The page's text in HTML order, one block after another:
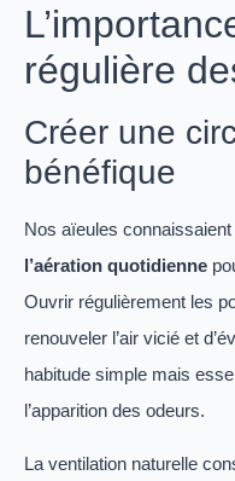
régulière
Créer une
bénéfique
Nos aïeules
l’aération quotidienne
Ouvrir régulièrement les
renouveler l’air vicié et
habitude simple mais
l’apparition des odeurs.
La ventilation naturelle